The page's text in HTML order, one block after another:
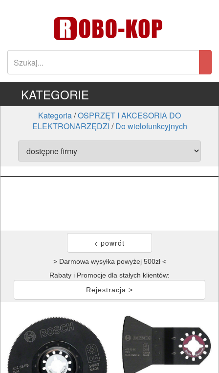
KATEGORIE
Kategoria/OSPRZĘT I AKCESORIA DO
ELEKTRONARZĘDZI /Do wielofunkcyjnych
> Darmowa wysyłka powyżej 500zł <
Rabaty i Promocje dla stałych klientów:
Rejestracja >